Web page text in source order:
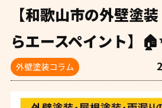
【和歌山市の外壁塗
らエースペイント】
外壁塗装コラム